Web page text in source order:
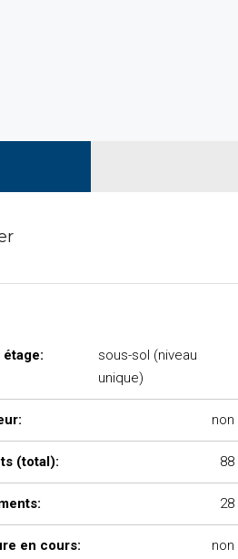
étage:
sous-sol (niveau
unique)
non
(total): 88
28
en cours: non